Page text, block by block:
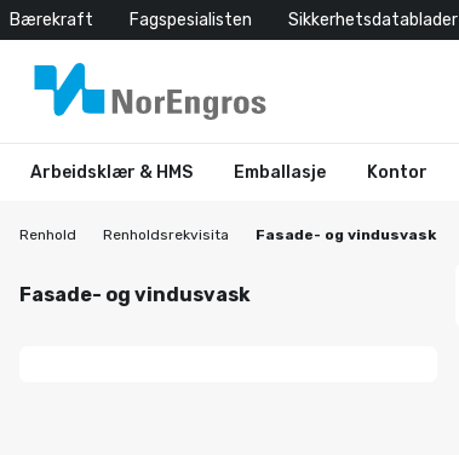
Bærekraft Fagspesialisten Sikkerhetsdatablader
Arbeidsklær & HMS Emballasje Kontor
Renhold Renholdsrekvisita Fasade- og vindusvask
Fasade- og vindusvask